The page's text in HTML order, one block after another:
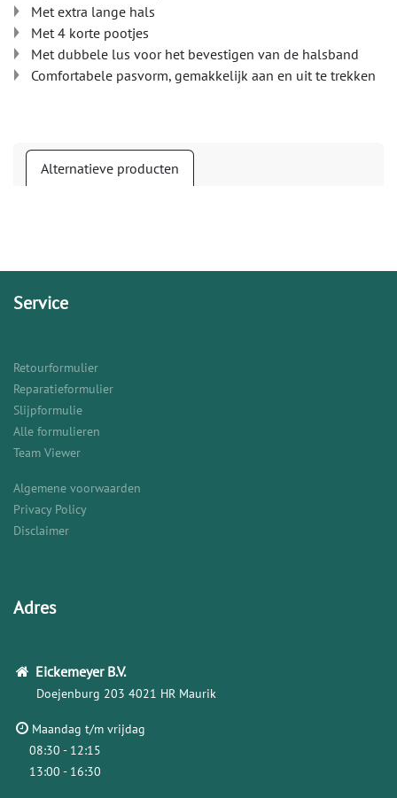
Met extra lange hals
Met 4 korte pootjes
Met dubbele lus voor het bevestigen van de halsband
Comfortabele pasvorm, gemakkelijk aan en uit te trekken
Alternatieve producten
Service
Retourformulier
Reparatieformulier
Slijpformulie
Alle formulieren
Team Viewer
Algemene voorwaarden
Privacy Policy
Disclaimer
Adres
Eickemeyer B.V.
Doejenburg 203 4021 HR Maurik
Maandag t/m vrijdag
08:30 - 12:15
13:00 - 16:30